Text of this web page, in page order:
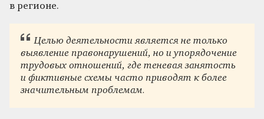
в регионе.
Целью деятельности является не только
выявление правонарушений, но и упорядочение
трудовых отношений, где теневая занятость
и фиктивные схемы часто приводят к более
значительным проблемам.